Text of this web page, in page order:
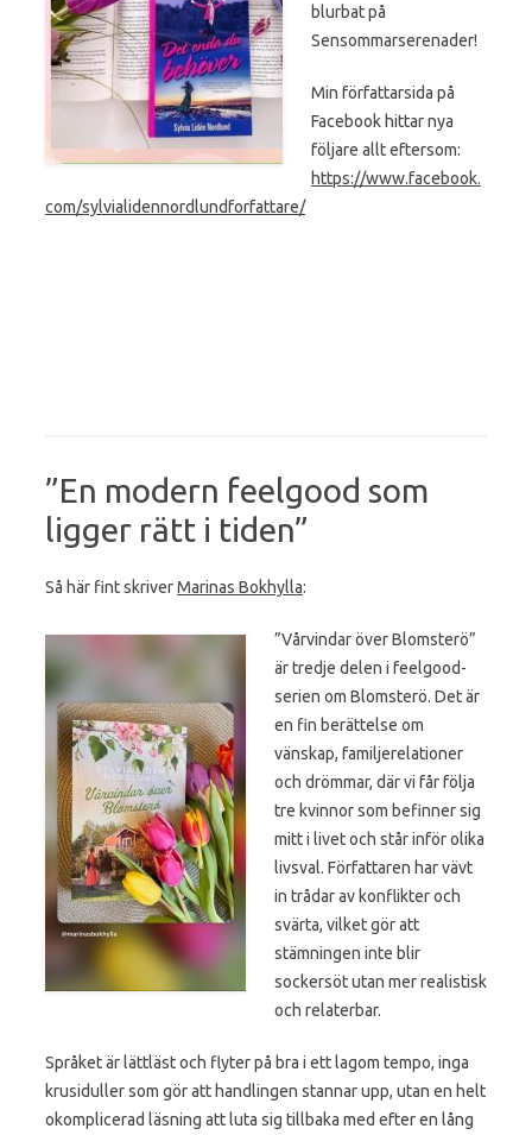
blurbat på
Sensommarserenader!
Min författarsida på
Facebook hittar nya
följare allt eftersom:
https://www.facebook.
com/sylvialidennordlundforfattare/
”En modern feelgood som
ligger rätt i tiden”
Så här fint skriverMarinas Bokhylla:
”Vårvindar över Blomsterö”
är tredje delen i feelgood-
serien om Blomsterö. Det är
en fin berättelse om
vänskap, familjerelationer
och drömmar, där vi får följa
tre kvinnor som befinner sig
mitt i livet och står inför olika
livsval. Författaren har vävt
in trådar av konflikter och
svärta, vilket gör att
stämningen inte blir
sockersöt utan mer realistisk
och relaterbar.
Språket är lättläst och flyter på bra i ett lagom tempo, inga
krusiduller som gör att handlingen stannar upp, utan en helt
okomplicerad läsning att luta sig tillbaka med efter en lång